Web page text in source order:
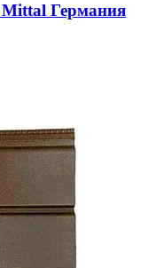
Германия